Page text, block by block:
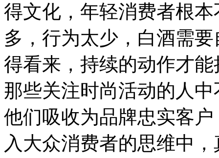
得文化，年轻消费者根
多，行为太少，白酒需
得看来，持续的动作才
那些关注时尚活动的人
他们吸收为品牌忠实客
入大众消费者的思维中